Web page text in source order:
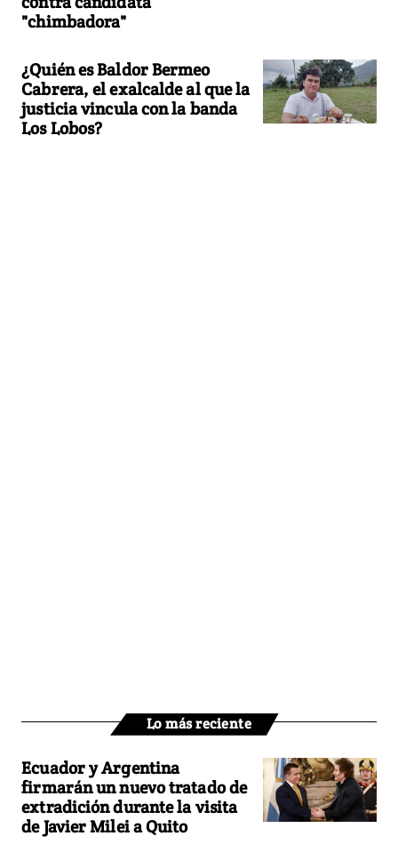
"chimbadora"
¿Quién es Baldor Bermeo
Cabrera, el exalcalde al que la
justicia vincula con la banda
Los Lobos?
Lo más reciente
Ecuador y Argentina
firmarán un nuevo tratado de
extradición durante la visita
de Javier Milei a Quito